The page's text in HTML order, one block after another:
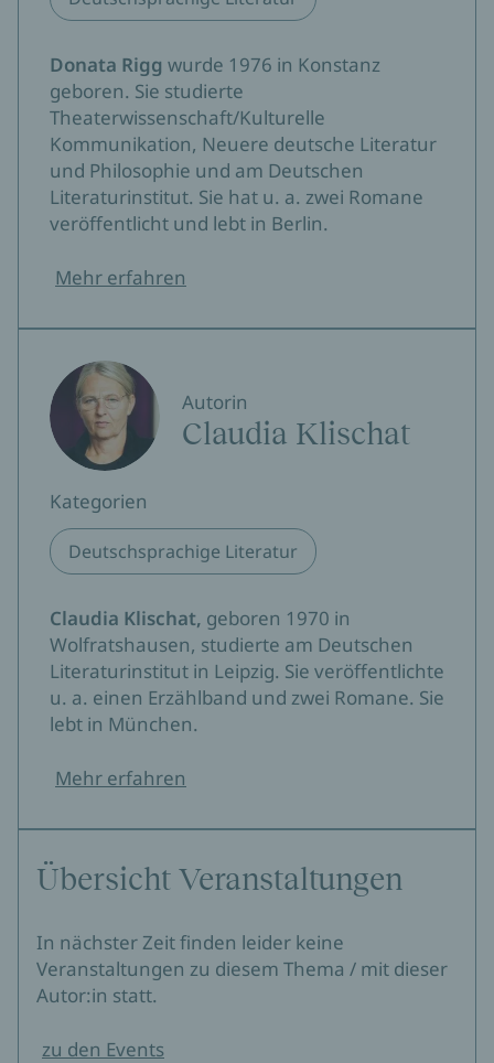
Donata Rigg wurde 1976 in Konstanz
geboren. Sie studierte
Theaterwissenschaft/Kulturelle
Kommunikation, Neuere deutsche Literatur
und Philosophie und am Deutschen
Literaturinstitut. Sie hat u. a. zwei Romane
veröffentlicht und lebt in Berlin.
Mehr erfahren
Autorin
Claudia Klischat
Kategorien
Deutschsprachige Literatur
Claudia Klischat, geboren 1970 in
Wolfratshausen, studierte am Deutschen
Literaturinstitut in Leipzig. Sie veröffentlichte
u. a. einen Erzählband und zwei Romane. Sie
lebt in München.
Mehr erfahren
Übersicht Veranstaltungen
In nächster Zeit finden leider keine
Veranstaltungen zu diesem Thema / mit dieser
Autor:in statt.
zu den Events